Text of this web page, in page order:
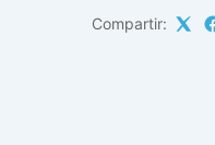
Compartir: